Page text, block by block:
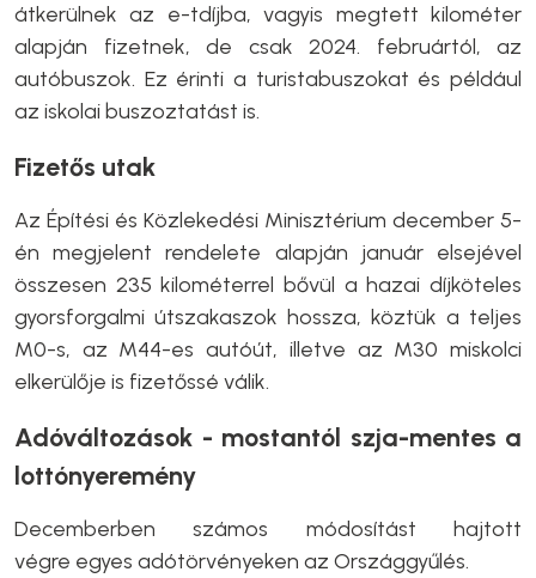
átkerülnek az e-tdíjba, vagyis megtett kilométer
alapján fizetnek, de csak 2024. februártól, az
autóbuszok. Ez érinti a turistabuszokat és például
az iskolai buszoztatást is.
Fizetős utak
Az Építési és Közlekedési Minisztérium december 5-
én megjelent rendelete alapján január elsejével
összesen 235 kilométerrel bővül a hazai díjköteles
gyorsforgalmi útszakaszok hossza, köztük a teljes
M0-s, az M44-es autóút, illetve az M30 miskolci
elkerülője is fizetőssé válik.
Adóváltozások - mostantól szja-mentes a
lottónyeremény
Decemberben számos módosítást hajtott
végre egyes adótörvényeken az Országgyűlés.